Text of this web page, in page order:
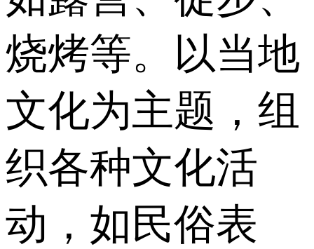
烧烤等。以当地
文化为主题，组
织各种文化活
动，如民俗表